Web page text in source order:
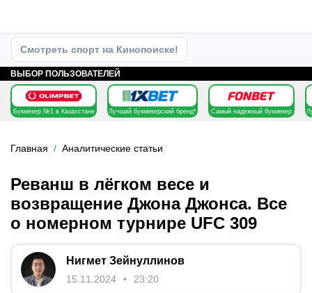
Смотреть спорт на Кинопоиске!
ВЫБОР ПОЛЬЗОВАТЕЛЕЙ
Букмекер №1 в Казахстане Лучший букмекерский бренд* Самый надежный букмекер
Главная Аналитические статьи
Реванш в лёгком весе и
возвращение Джона Джонса. Все
о номерном турнире UFC 309
Нигмет Зейнуллинов
15.11.2024 23:20